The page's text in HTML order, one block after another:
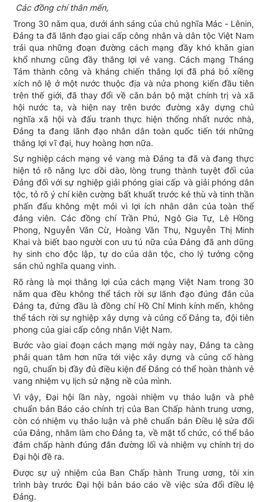
Các đồng chí thân mến,
Trong 30 nǎm qua, dưới ánh sáng của chủ nghĩa Mác - Lênin,
Đảng ta đã lãnh đạo giai cấp công nhân và dân tộc Việt Nam
trải qua những đoạn đường cách mạng đầy khó khǎn gian
khổ nhưng cũng đầy thắng lợi vẻ vang. Cách mạng Tháng
Tám thành công và kháng chiến thắng lợi đã phá bỏ xiềng
xích nô lệ ở một nước thuộc địa và nửa phong kiến đầu tiên
trên thế giới, đã thay đổi về cǎn bản bộ mặt chính trị và xã
hội nước ta, và hiện nay trên bước đường xây dựng chủ
nghĩa xã hội và đấu tranh thực hiện thống nhất nước nhà,
Đảng ta đang lãnh đạo nhân dân toàn quốc tiến tới những
thắng lợi vĩ đại, huy hoàng hơn nữa.
Sự nghiệp cách mạng vẻ vang mà Đảng ta đã và đang thực
hiện tỏ rõ nǎng lực dồi dào, lòng trung thành tuyệt đối của
Đảng đối với sự nghiệp giải phóng giai cấp và giải phóng dân
tộc, tỏ rõ ý chí kiên cường bất khuất trước kẻ thù và tinh thần
phấn đấu không mệt mỏi vì lợi ích nhân dân của toàn thể
đảng viên. Các đồng chí Trần Phú, Ngô Gia Tự, Lê Hồng
Phong, Nguyễn Vǎn Cừ, Hoàng Vǎn Thụ, Nguyễn Thị Minh
Khai và biết bao người con ưu tú nữa của Đảng đã anh dũng
hy sinh cho độc lập, tự do của dân tộc, cho lý tưởng cộng
sản chủ nghĩa quang vinh.
Rõ ràng là mọi thắng lợi của cách mạng Việt Nam trong 30
nǎm qua đều không thể tách rời sự lãnh đạo đúng đắn của
Đảng ta, đứng đầu là đồng chí Hồ Chí Minh kính mến, không
thể tách rời sự nghiệp xây dựng và củng cố Đảng ta, đội tiên
phong của giai cấp công nhân Việt Nam.
Bước vào giai đoạn cách mạng mới ngày nay, Đảng ta càng
phải quan tâm hơn nữa tới việc xây dựng và củng cố hàng
ngũ, chuẩn bị đầy đủ điều kiện để Đảng có thể hoàn thành vẻ
vang nhiệm vụ lịch sử nặng nề của mình.
Vì vậy, Đại hội lần này, ngoài nhiệm vụ thảo luận và phê
chuẩn bản Báo cáo chính trị của Ban Chấp hành trung ương,
còn có nhiệm vụ thảo luận và phê chuẩn bản Điều lệ sửa đổi
của Đảng, nhằm làm cho Đảng ta, về mặt tổ chức, có thể bảo
đảm chấp hành đúng đắn đường lối và nhiệm vụ chính trị do
Đại hội đề ra.
Được sự uỷ nhiệm của Ban Chấp hành Trung ương, tôi xin
trình bày trước Đại hội bản báo cáo về việc sửa đổi điều lệ
Đảng.